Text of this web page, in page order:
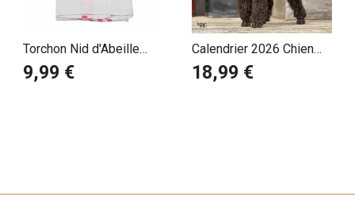
Torchon Nid d'Abeille
Caniche
9,99 €
Calendrier 2026 Chien
Race Caniche
18,99 €